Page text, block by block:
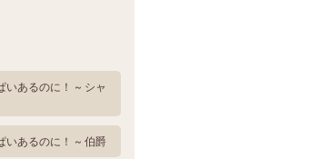
いあるのに！ ~ シャ
いあるのに！ ~ 伯爵